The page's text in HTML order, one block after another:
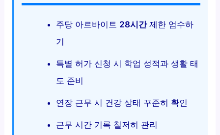
주당 아르바이트 28시간제한 엄수하
기
특별 허가 신청 시 학업 성적과 생활 태
도 준비
연장 근무 시 건강 상태 꾸준히 확인
근무 시간 기록 철저히 관리